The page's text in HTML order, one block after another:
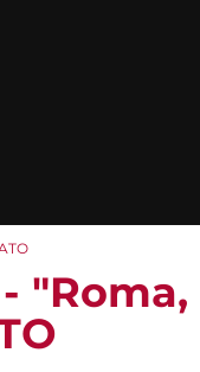
"Roma,